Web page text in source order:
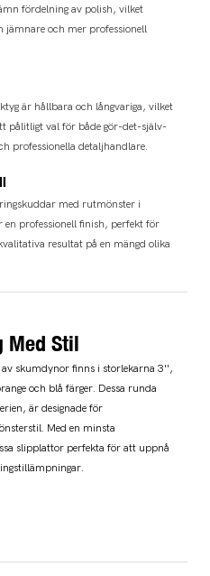
fördelning av polish, vilket
jämnare och mer professionell
är hållbara och långvariga, vilket
pålitligt val för både gör-det-själv-
professionella detaljhandlare.
med rutmönster i
en professionell finish, perfekt för
resultat på en mängd olika
Med Stil
skumdynor finns i storlekarna 3'',
och blå färger. Dessa runda
är designade för
Med en minsta
slipplattor perfekta för att uppnå